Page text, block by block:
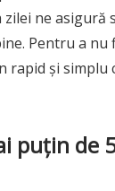
ne
Pentru a nu
rapid și simplu
puțin de